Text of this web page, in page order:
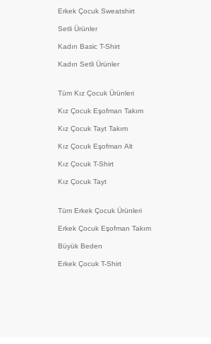
Erkek Çocuk Sweatshirt
Setli Ürünler
Kadın Basic T-Shirt
Kadın Setli Ürünler
Tüm Kız Çocuk Ürünleri
Kız Çocuk Eşofman Takım
Kız Çocuk Tayt Takım
Kız Çocuk Eşofman Alt
Kız Çocuk T-Shirt
Kız Çocuk Tayt
Tüm Erkek Çocuk Ürünleri
Erkek Çocuk Eşofman Takım
Büyük Beden
Erkek Çocuk T-Shirt